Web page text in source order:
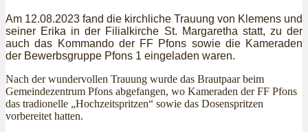
Am 12.08.2023 fand die kirchliche Trauung von Klemens und
seiner Erika in der Filialkirche St. Margaretha statt, zu der
auch das Kommando der FF Pfons sowie die Kameraden
der Bewerbsgruppe Pfons 1 eingeladen waren.
Nach der wundervollen Trauung wurde das Brautpaar beim
Gemeindezentrum Pfons abgefangen, wo Kameraden der FF Pfons
das tradionelle „Hochzeitspritzen“ sowie das Dosenspritzen
vorbereitet hatten.